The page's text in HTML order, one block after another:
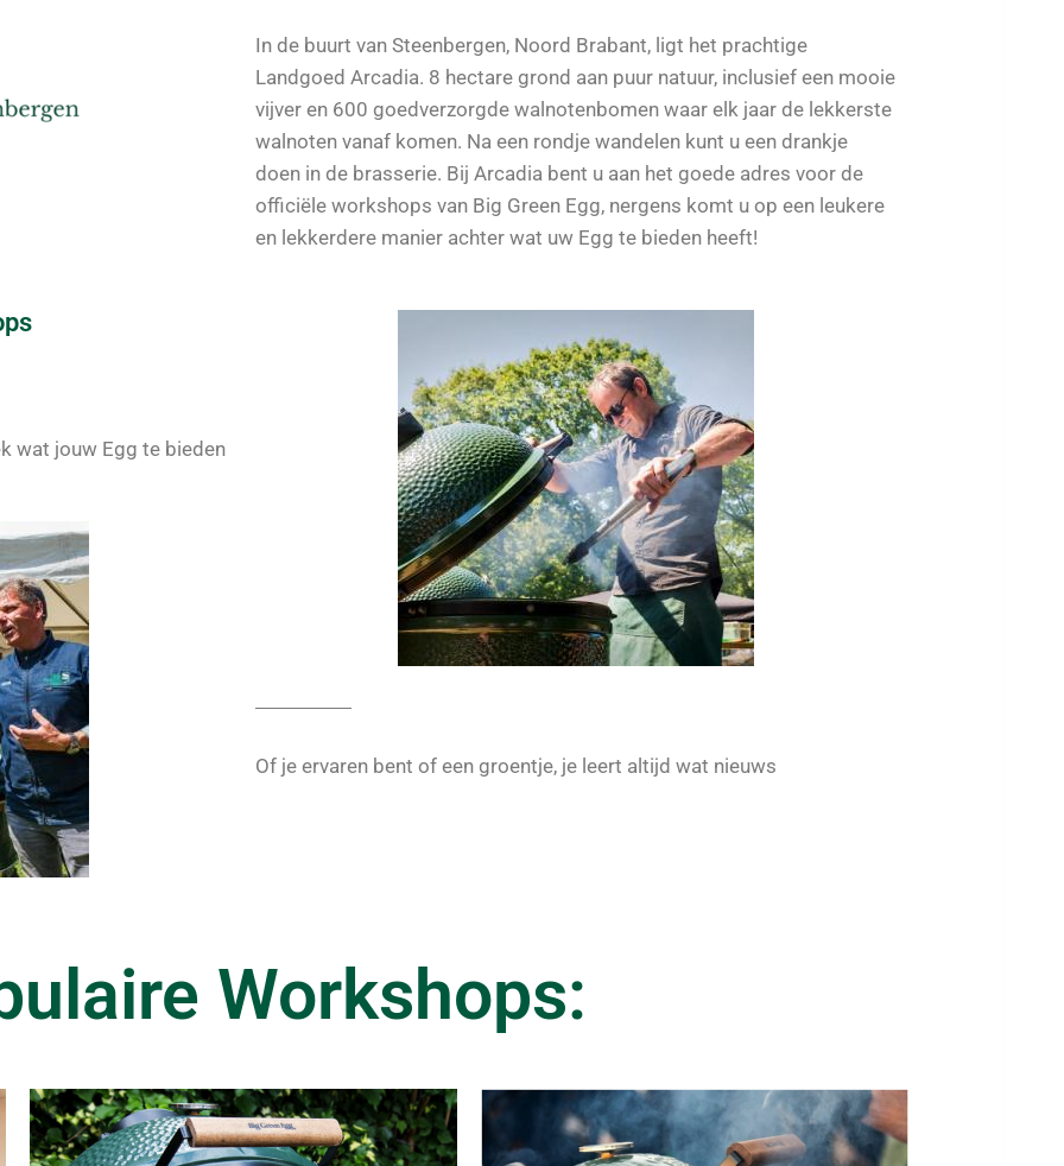
In de buurt van Steenbergen, Noord Brabant, ligt het prachtige
Landgoed Arcadia. 8 hectare grond aan puur natuur, inclusief een mooie
vijver en 600 goedverzorgde walnotenbomen waar elk jaar de lekkerste
walnoten vanaf komen. Na een rondje wandelen kunt u een drankje
doen in de brasserie. Bij Arcadia bent u aan het goede adres voor de
officiële workshops van Big Green Egg, nergens komt u op een leukere
en lekkerdere manier achter wat uw Egg te bieden heeft!
wat jouw Egg te bieden
Of je ervaren bent of een groentje, je leert altijd wat nieuws
Workshops: